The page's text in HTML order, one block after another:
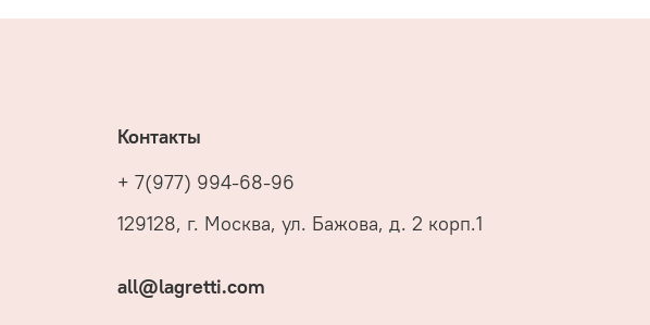
Контакты
+ 7(977) 994-68-96
129128, г. Москва, ул. Бажова, д. 2 корп.1
all@lagretti.com